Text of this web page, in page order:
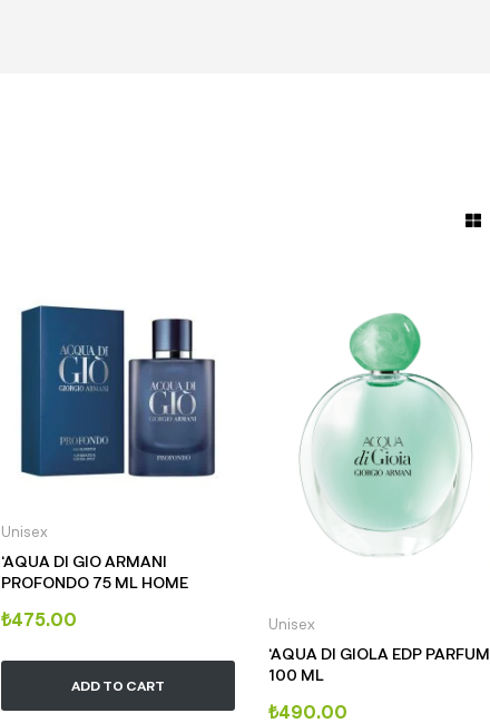
Unisex
‘AQUA DI GIO ARMANI
PROFONDO 75 ML HOME
₺475.00
ADD TO CART
Unisex
‘AQUA DI GIOLA EDP PARFUM
100 ML
₺490.00